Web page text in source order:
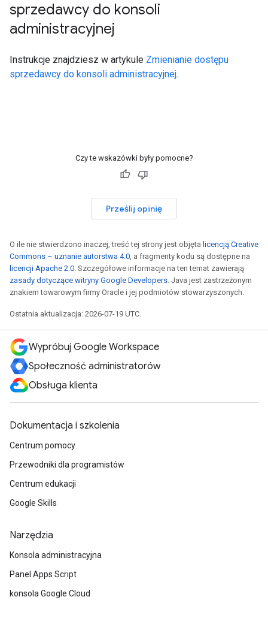
sprzedawcy do konsoli
administracyjnej
Instrukcje znajdziesz w artykule Zmienianie dostępu
sprzedawcy do konsoli administracyjnej.
Czy te wskazówki były pomocne?
Prześlij opinię
O ile nie stwierdzono inaczej, treść tej strony jest objęta licencją Creative
Commons – uznanie autorstwa 4.0, a fragmenty kodu są dostępne na
licencji Apache 2.0. Szczegółowe informacje na ten temat zawierają
zasady dotyczące witryny Google Developers. Java jest zastrzeżonym
znakiem towarowym firmy Oracle i jej podmiotów stowarzyszonych.
Ostatnia aktualizacja: 2026-07-19 UTC.
Wypróbuj Google Workspace
Społeczność administratorów
Obsługa klienta
Dokumentacja i szkolenia
Centrum pomocy
Przewodniki dla programistów
Centrum edukacji
Google Skills
Narzędzia
Konsola administracyjna
Panel Apps Script
konsola Google Cloud